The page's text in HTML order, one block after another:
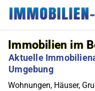
Immobilien im
Aktuelle
Umgebung
Wohnungen, Häuser,